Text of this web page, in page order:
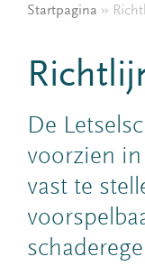
Startpagina »
De
voorzien
vast te